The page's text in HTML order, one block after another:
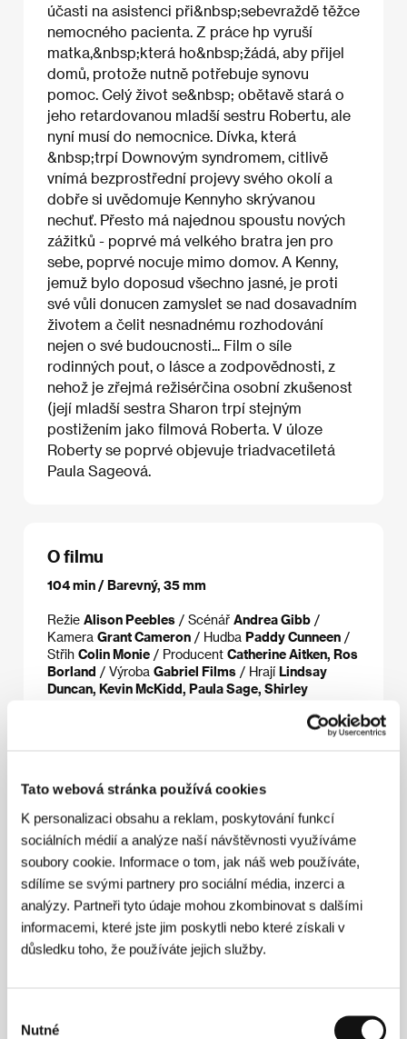
Tato webová stránka používá cookies
K personalizaci obsahu a reklam, poskytování funkcí
sociálních médií a analýze naší návštěvnosti využíváme
soubory cookie. Informace o tom, jak náš web používáte,
sdílíme se svými partnery pro sociální média, inzerci a
analýzy. Partneři tyto údaje mohou zkombinovat s dalšími
informacemi, které jste jim poskytli nebo které získali v
důsledku toho, že používáte jejich služby.
souhlasu
Nutné
účasti na asistenci při&nbsp;sebevraždě těžce
nemocného pacienta. Z práce hp vyruší
matka,&nbsp;která ho&nbsp;žádá, aby přijel
domů, protože nutně potřebuje synovu
pomoc. Celý život se&nbsp; obětavě stará o
jeho retardovanou mladší sestru Robertu, ale
nyní musí do nemocnice. Dívka, která
&nbsp;trpí Downovým syndromem, citlivě
vnímá bezprostřední projevy svého okolí a
dobře si uvědomuje Kennyho skrývanou
nechuť. Přesto má najednou spoustu nových
zážitků - poprvé má velkého bratra jen pro
sebe, poprvé nocuje mimo domov. A Kenny,
jemuž bylo doposud všechno jasné, je proti
své vůli donucen zamyslet se nad dosavadním
životem a čelit nesnadnému rozhodování
nejen o své budoucnosti... Film o síle
rodinných pout, o lásce a zodpovědnosti, z
nehož je zřejmá režisérčina osobní zkušenost
(její mladší sestra Sharon trpí stejným
postižením jako filmová Roberta. V úloze
Roberty se poprvé objevuje triadvacetiletá
Paula Sageová.
O filmu
104 min / Barevný, 35 mm
Režie Alison Peebles / Scénář Andrea Gibb /
Kamera Grant Cameron / Hudba Paddy Cunneen /
Střih Colin Monie / Producent Catherine Aitken, Ros
Borland / Výroba Gabriel Films / Hrají Lindsay
Duncan, Kevin McKidd, Paula Sage, Shirley
Režie
a poté se věnovala herectví. Režijní dráhu zahájila na